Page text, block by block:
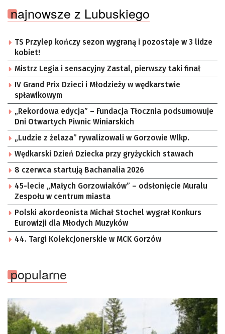
najnowsze z Lubuskiego
TS Przylep kończy sezon wygraną i pozostaje w 3 lidze
kobiet!
Mistrz Legia i sensacyjny Zastal, pierwszy taki finał
IV Grand Prix Dzieci i Młodzieży w wędkarstwie
spławikowym
„Rekordowa edycja” – Fundacja Tłocznia podsumowuje
Dni Otwartych Piwnic Winiarskich
„Ludzie z żelaza” rywalizowali w Gorzowie Wlkp.
Wędkarski Dzień Dziecka przy gryżyckich stawach
8 czerwca startują Bachanalia 2026
45-lecie „Małych Gorzowiaków” – odsłonięcie Muralu
Zespołu w centrum miasta
Polski akordeonista Michał Stochel wygrał Konkurs
Eurowizji dla Młodych Muzyków
44. Targi Kolekcjonerskie w MCK Gorzów
popularne